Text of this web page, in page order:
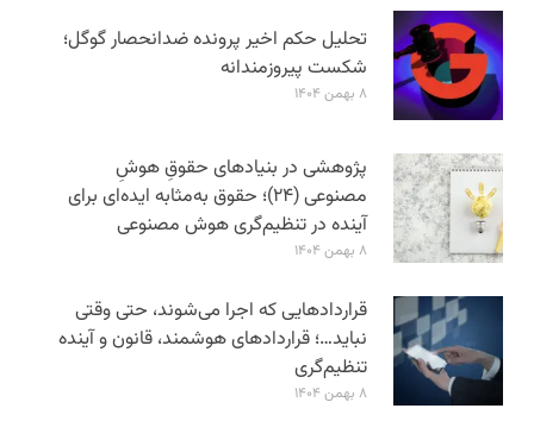
تحلیل حکم اخیر پرونده ضدانحصار گوگل؛
شکست پیروزمندانه
۸ بهمن ۱۴۰۴
پژوهشی در بنیادهای حقوقِ هوشِ
مصنوعی (۲۴)؛ حقوق به‌مثابه ایده‌ای برای
آینده در تنظیم‌گری هوش مصنوعی
۸ بهمن ۱۴۰۴
قراردادهایی که اجرا می‌شوند، حتی وقتی
نباید…؛ قراردادهای هوشمند، قانون و آینده
تنظیم‌گری
۸ بهمن ۱۴۰۴